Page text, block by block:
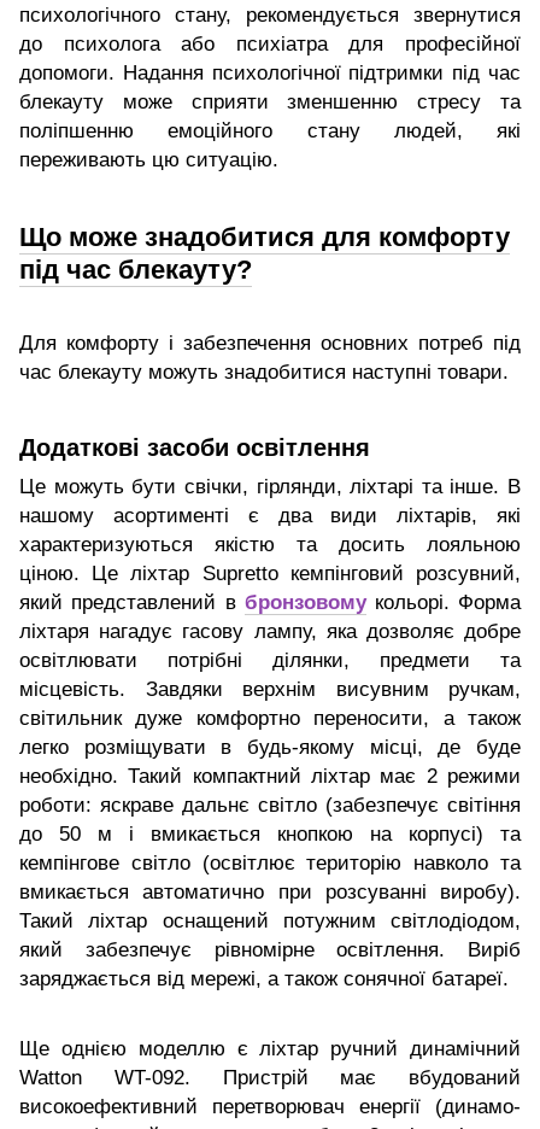
психологічного стану, рекомендується звернутися
до психолога або психіатра для професійної
допомоги. Надання психологічної підтримки під час
блекауту може сприяти зменшенню стресу та
поліпшенню емоційного стану людей, які
переживають цю ситуацію.
Що може знадобитися для комфорту
під час блекауту?
Для комфорту і забезпечення основних потреб під
час блекауту можуть знадобитися наступні товари.
Додаткові засоби освітлення
Це можуть бути свічки, гірлянди, ліхтарі та інше. В
нашому асортименті є два види ліхтарів, які
характеризуються якістю та досить лояльною
ціною. Це ліхтар Supretto кемпінговий розсувний,
який представлений вбронзовому кольорі. Форма
ліхтаря нагадує гасову лампу, яка дозволяє добре
освітлювати потрібні ділянки, предмети та
місцевість. Завдяки верхнім висувним ручкам,
світильник дуже комфортно переносити, а також
легко розміщувати в будь-якому місці, де буде
необхідно. Такий компактний ліхтар має 2 режими
роботи: яскраве дальнє світло (забезпечує світіння
до 50 м і вмикається кнопкою на корпусі) та
кемпінгове світло (освітлює територію навколо та
вмикається автоматично при розсуванні виробу).
Такий ліхтар оснащений потужним світлодіодом,
який забезпечує рівномірне освітлення. Виріб
заряджається від мережі, а також сонячної батареї.
Ще однією моделлю є ліхтар ручний динамічний
Watton WT-092. Пристрій має вбудований
високоефективний перетворювач енергії (динамо-